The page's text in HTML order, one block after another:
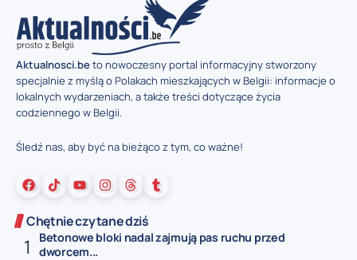
Aktualnosci.beto nowoczesny portal informacyjny stworzony
specjalnie z myślą o Polakach mieszkających w Belgii: informacje o
lokalnych wydarzeniach, a także treści dotyczące życia
codziennego w Belgii.
Śledź nas, aby być na bieżąco z tym, co ważne!
Chętnie czytane dziś
Betonowe bloki nadal zajmują pas ruchu przed
dworcem...